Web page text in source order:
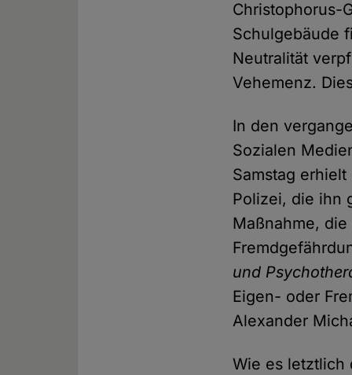
Christophorus-
Schulgebäude
Neutralität
Vehemenz.
In den
Sozialen
Samstag
Polizei, die ihn
Maßnahme,
und
Eigen- oder
Alexander
Wie es letztlich